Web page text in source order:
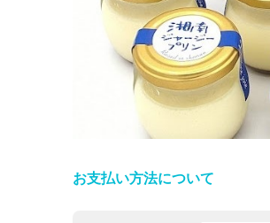
お支払い方法について